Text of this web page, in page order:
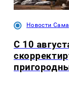
Новости
С 10